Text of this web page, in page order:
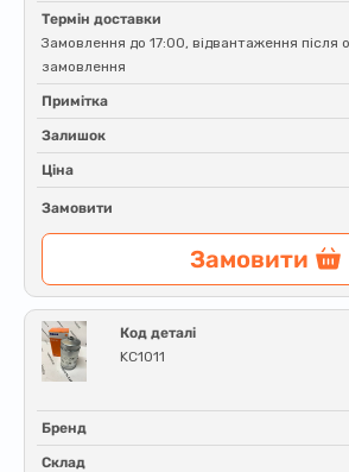
Термін доставки
Замовлення до 17:00, відвантаження після
замовлення
Примітка
Залишок
Ціна
Замовити
Замовити
Код деталі
KC1011
Бренд
Склад